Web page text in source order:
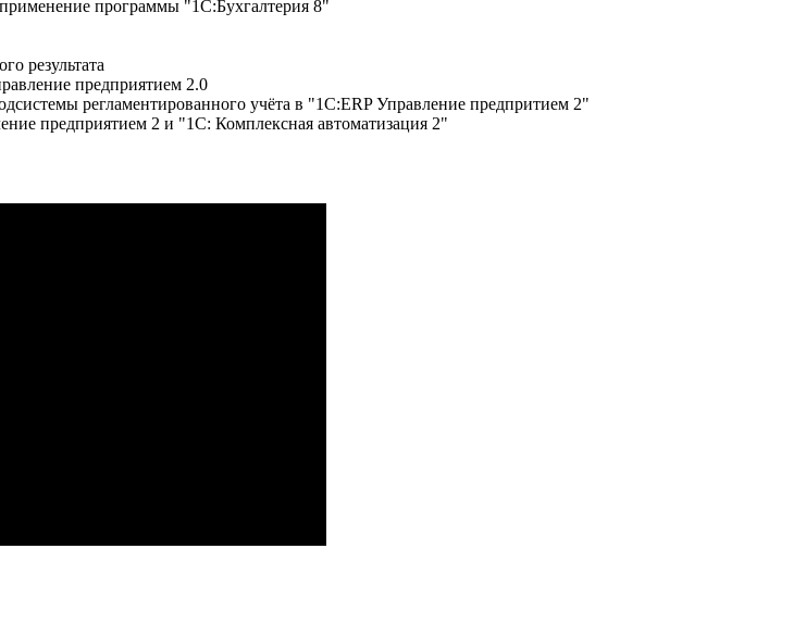
программы "1С:Бухгалтерия 8"
результата
предприятием 2.0
регламентированного учёта в "1С:ERP Управление предпритием 2"
предприятием 2 и "1С: Комплексная автоматизация 2"